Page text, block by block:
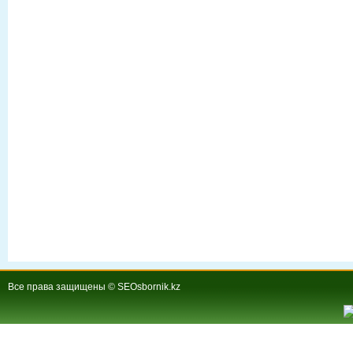
Все права защищены © SEOsbornik.kz